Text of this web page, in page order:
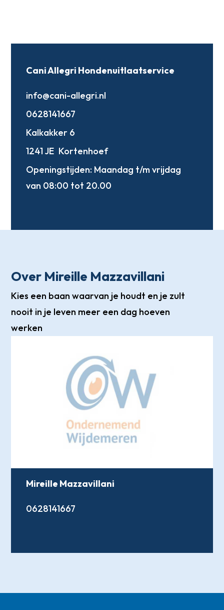
Cani Allegri Hondenuitlaatservice
info@cani-allegri.nl
0628141667
Kalkakker 6
1241 JE Kortenhoef
Openingstijden: Maandag t/m vrijdag
van 08:00 tot 20.00
Over Mireille Mazzavillani
Kies een baan waarvan je houdt en je zult
nooit in je leven meer een dag hoeven
werken
Mireille Mazzavillani
0628141667